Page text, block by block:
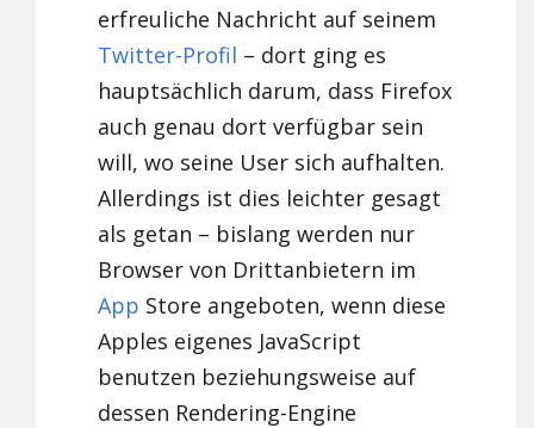
erfreuliche Nachricht auf seinem
Twitter-Profil – dort ging es
hauptsächlich darum, dass Firefox
auch genau dort verfügbar sein
will, wo seine User sich aufhalten.
Allerdings ist dies leichter gesagt
als getan – bislang werden nur
Browser von Drittanbietern im
App Store angeboten, wenn diese
Apples eigenes JavaScript
benutzen beziehungsweise auf
dessen Rendering-Engine